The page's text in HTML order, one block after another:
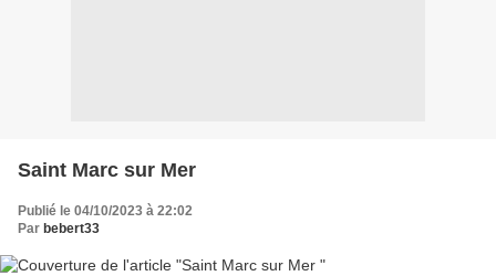
Saint Marc sur Mer
Publié le 04/10/2023 à 22:02
Par bebert33